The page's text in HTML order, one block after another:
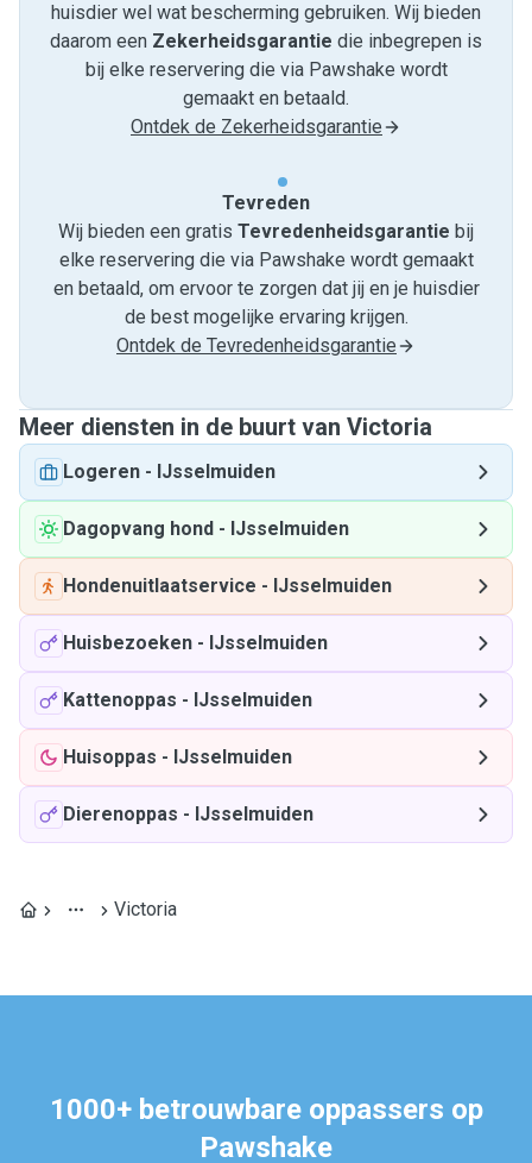
huisdier wel wat bescherming gebruiken. Wij bieden
daarom een Zekerheidsgarantie die inbegrepen is
bij elke reservering die via Pawshake wordt
gemaakt en betaald.
Ontdek de Zekerheidsgarantie
Tevreden
Wij bieden een gratis Tevredenheids­garantie bij
elke reservering die via Pawshake wordt gemaakt
en betaald, om ervoor te zorgen dat jij en je huisdier
de best mogelijke ervaring krijgen.
Ontdek de Tevredenheidsgarantie
Meer diensten in de buurt van Victoria
Logeren - IJsselmuiden
Dagopvang hond - IJsselmuiden
Hondenuitlaatservice - IJsselmuiden
Huisbezoeken - IJsselmuiden
Kattenoppas - IJsselmuiden
Huisoppas - IJsselmuiden
Dierenoppas - IJsselmuiden
Victoria
1000+ betrouwbare oppassers op
Pawshake